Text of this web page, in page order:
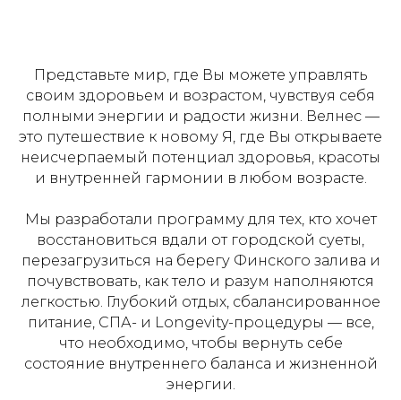
Представьте мир, где Вы можете управлять
своим здоровьем и возрастом, чувствуя себя
полными энергии и радости жизни. Велнес —
это путешествие к новому Я, где Вы открываете
неисчерпаемый потенциал здоровья, красоты
и внутренней гармонии в любом возрасте.
Мы разработали программу для тех, кто хочет
восстановиться вдали от городской суеты,
перезагрузиться на берегу Финского залива и
почувствовать, как тело и разум наполняются
легкостью. Глубокий отдых, сбалансированное
питание, СПА- и Longevity-процедуры — все,
что необходимо, чтобы вернуть себе
состояние внутреннего баланса и жизненной
энергии.